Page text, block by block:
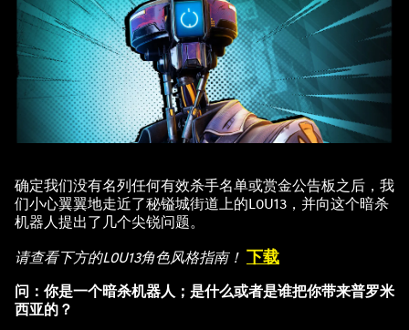
确定我们没有名列任何有效杀手名单或赏金公告板之后，我
们小心翼翼地走近了秘镒城街道上的L0U13，并向这个暗杀
机器人提出了几个尖锐问题。
请查看下方的L0U13角色风格指南！ 下载
问：你是一个暗杀机器人；是什么或者是谁把你带来普罗米
西亚的？